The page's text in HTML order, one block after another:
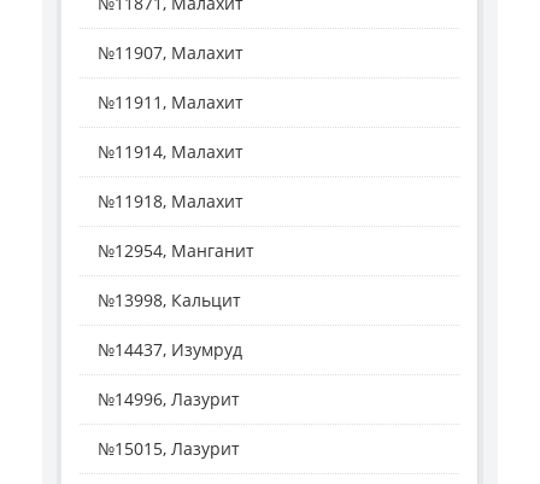
№11907, Малахит
№11911, Малахит
№11914, Малахит
№11918, Малахит
№12954, Манганит
№13998, Кальцит
№14437, Изумруд
№14996, Лазурит
№15015, Лазурит